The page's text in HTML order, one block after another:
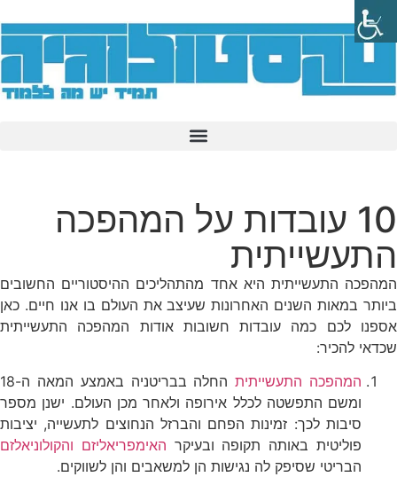
10 עובדות על המהפכה
התעשייתית
המהפכה התעשייתית היא אחד מהתהליכים ההיסטוריים החשובים
ביותר במאות השנים האחרונות שעיצב את העולם בו אנו חיים. כאן
אספנו לכם כמה עובדות חשובות אודות המהפכה התעשייתית
שכדאי להכיר:
המהפכה התעשייתית
החלה בבריטניה באמצע המאה ה-18
ומשם התפשטה לכלל אירופה ולאחר מכן העולם. ישנן מספר
סיבות לכך: זמינות הפחם והברזל הנחוצים לתעשייה, יציבות
פוליטית באותה תקופה ובעיקר האימפריאליזם והקולוניאלזם
הבריטי שסיפק לה נגישות הן למשאבים והן לשווקים.